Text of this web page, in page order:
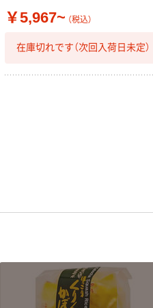
￥5,967~ （税込）
在庫切れです（次回入荷日未定）